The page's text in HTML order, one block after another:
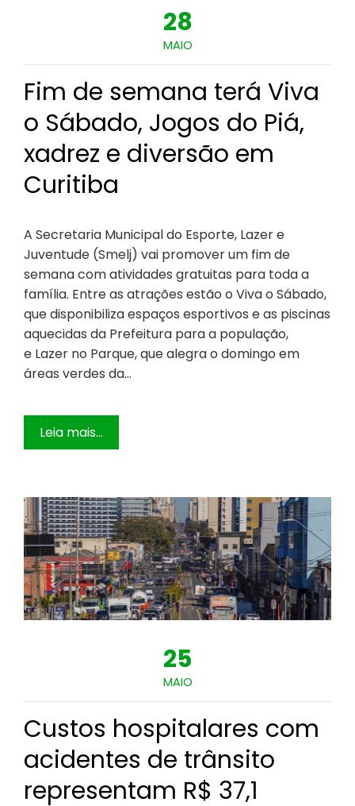
28
MAIO
Fim de semana terá Viva
o Sábado, Jogos do Piá,
xadrez e diversão em
Curitiba
A Secretaria Municipal do Esporte, Lazer e
Juventude (Smelj) vai promover um fim de
semana com atividades gratuitas para toda a
família. Entre as atrações estão o Viva o Sábado,
que disponibiliza espaços esportivos e as piscinas
aquecidas da Prefeitura para a população,
e Lazer no Parque, que alegra o domingo em
áreas verdes da…
Leia mais...
25
MAIO
Custos hospitalares com
acidentes de trânsito
representam R$ 37,1